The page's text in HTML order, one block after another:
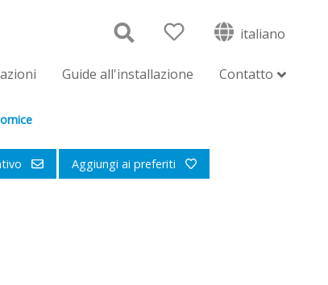
italiano
Guide all'installazione Contatto
Aggiungi ai preferiti